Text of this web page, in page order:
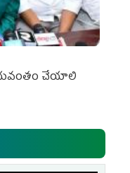
చేయాలి